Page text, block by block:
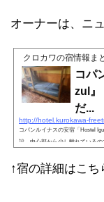
オーナーは、ニ
クロカワの宿情報ま
コパ
zul』
だ...
http://hotel.kurokawa-
コパンルイナスの安宿「Hostel
設。中心部から少し離れている
↑宿の詳細はこ